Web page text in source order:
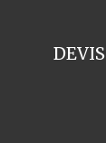
DEVIS